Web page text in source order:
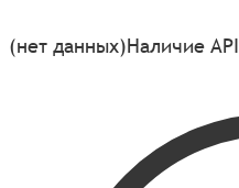
(нет данных)Наличие API